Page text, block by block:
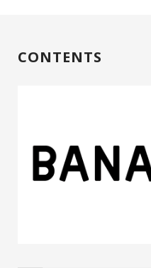
CONTENTS